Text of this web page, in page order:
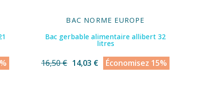
BAC NORME EUROPE
Bac gerbable alimentaire allibert 32
litres
16,50 € 14,03 € Économisez 15%